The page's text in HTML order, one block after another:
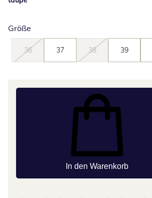
Größe
36 37 38 39
In den Warenkorb